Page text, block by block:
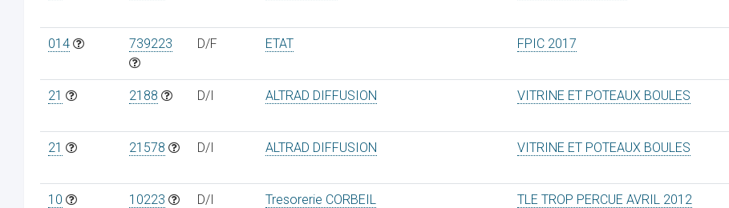
014 739223 D/F ETAT FPIC 2017
21 2188 D/I ALTRAD DIFFUSION VITRINE ET POTEAUX BOULES
21 21578 D/I ALTRAD DIFFUSION VITRINE ET POTEAUX BOULES
10 10223 D/I Tresorerie CORBEIL TLE TROP PERCUE AVRIL 2012